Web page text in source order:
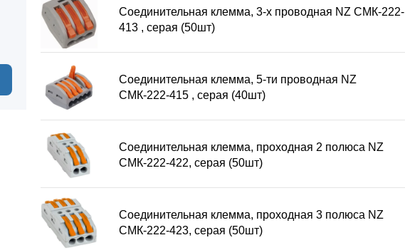
Соединительная клемма, 3-х проводная NZ СМК-222-
413 , серая (50шт)
Соединительная клемма, 5-ти проводная NZ
СМК-222-415 , серая (40шт)
Соединительная клемма, проходная 2 полюса NZ
СМК-222-422, серая (50шт)
Соединительная клемма, проходная 3 полюса NZ
СМК-222-423, серая (50шт)